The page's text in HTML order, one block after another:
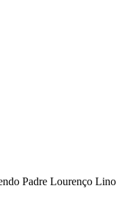
Padre Lourenço Lino